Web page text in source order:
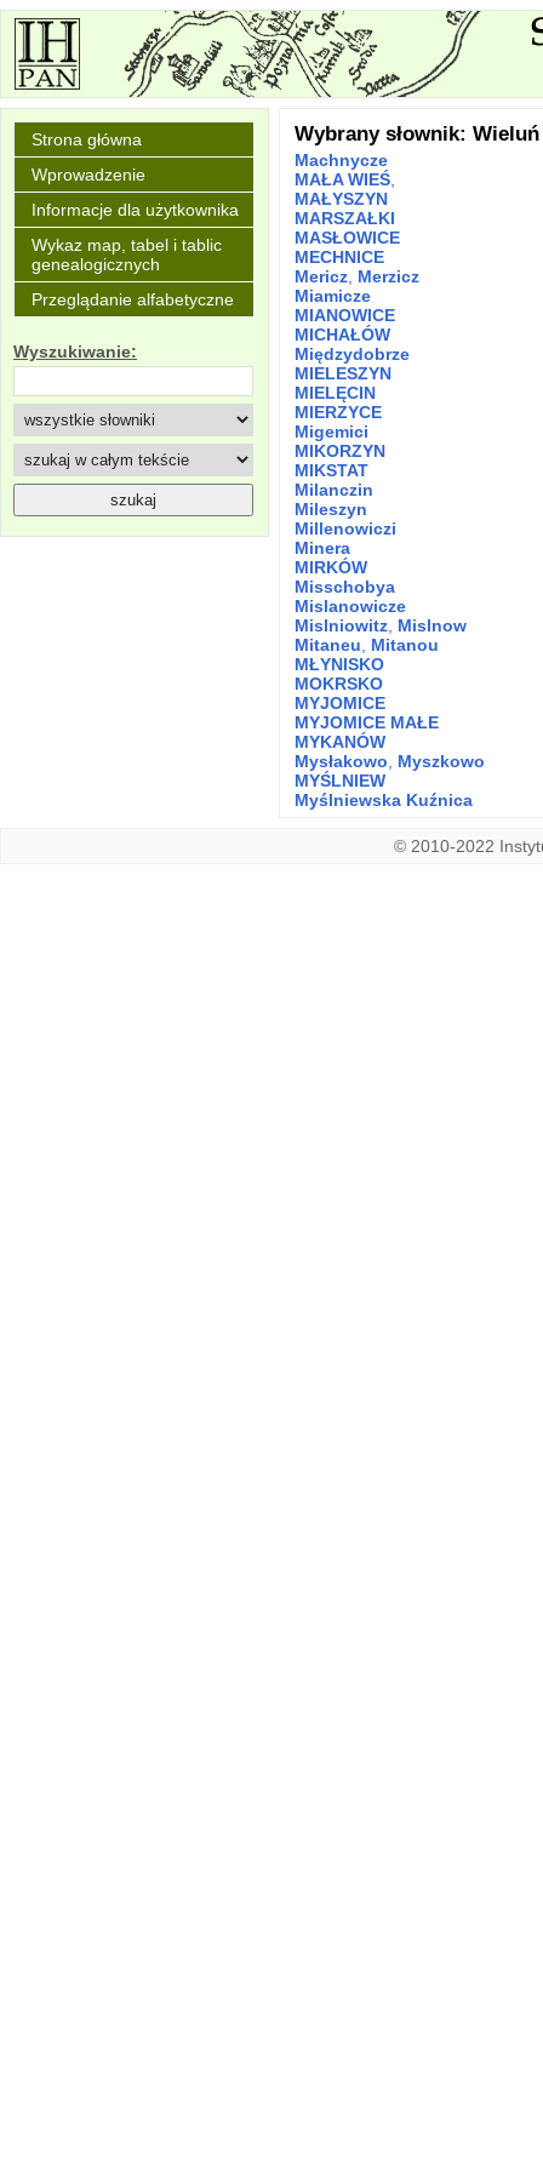
Strona główna
Wprowadzenie
Informacje dla użytkownika
Wykaz map, tabel i tablic
genealogicznych
Przeglądanie alfabetyczne
Wyszukiwanie:
Wybrany słownik: Wieluń
Machnycze
MAŁA WIEŚ
MAŁYSZYN
MARSZAŁKI
MASŁOWICE
MECHNICE
Mericz Merzicz
Miamicze
MIANOWICE
MICHAŁÓW
Międzydobrze
MIELESZYN
MIELĘCIN
MIERZYCE
Migemici
MIKORZYN
MIKSTAT
Milanczin
Mileszyn
Millenowiczi
Minera
MIRKÓW
Misschobya
Mislanowicze
Mislniowitz Mislnow
Mitaneu
Mitanou
MŁYNISKO
MOKRSKO
MYJOMICE
MYJOMICE MAŁE
MYKANÓW
Mysłakowo
Myszkowo
MYŚLNIEW
Myślniewska Kuźnica
© 2010-2022